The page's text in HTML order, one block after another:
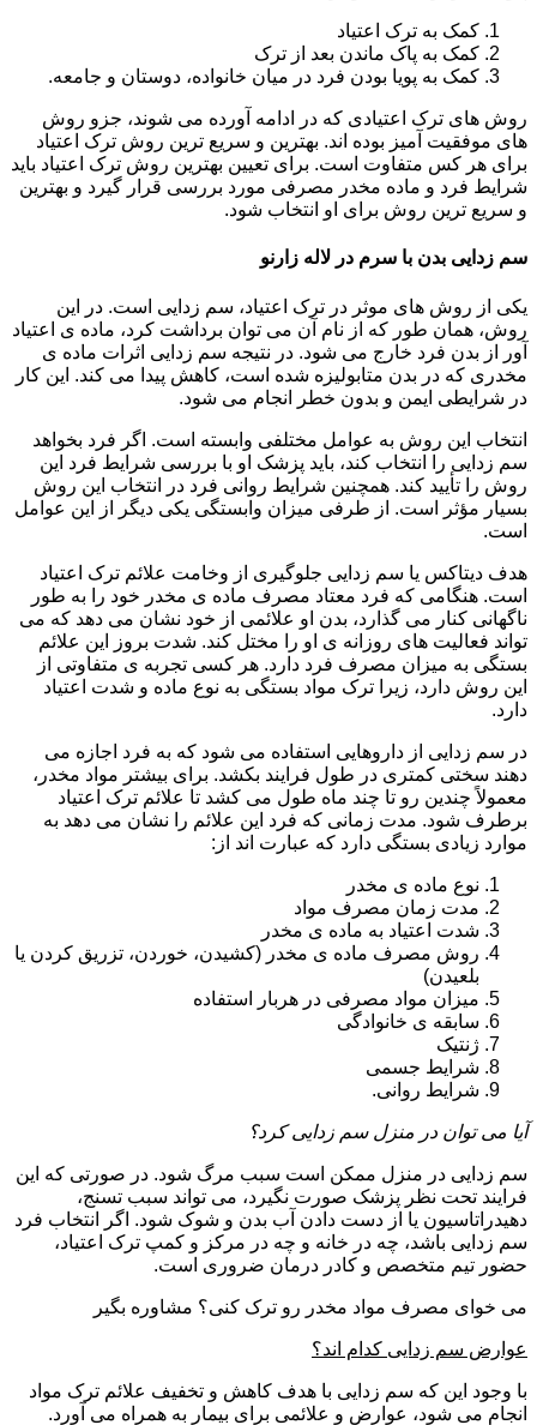
کمک به ترک اعتیاد
کمک به پاک ماندن بعد از ترک
کمک به پویا بودن فرد در میان خانواده، دوستان و جامعه.
روش های ترک اعتیادی که در ادامه آورده می شوند، جزو روش
های موفقیت آمیز بوده اند. بهترین و سریع ترین روش ترک اعتیاد
برای هر کس متفاوت است. برای تعیین بهترین روش ترک اعتیاد باید
شرایط فرد و ماده مخدر مصرفی مورد بررسی قرار گیرد و بهترین
و سریع ترین روش برای او انتخاب شود.
سم زدایی بدن با سرم در لاله زارنو
یکی از روش های موثر در ترک اعتیاد، سم زدایی است. در این
روش، همان طور که از نام آن می توان برداشت کرد، ماده ی اعتیاد
آور از بدن فرد خارج می شود. در نتیجه سم زدایی اثرات ماده ی
مخدری که در بدن متابولیزه شده است، کاهش پیدا می کند. این کار
در شرایطی ایمن و بدون خطر انجام می شود.
انتخاب این روش به عوامل مختلفی وابسته است. اگر فرد بخواهد
سم زدایی را انتخاب کند، باید پزشک او با بررسی شرایط فرد این
روش را تأیید کند. همچنین شرایط روانی فرد در انتخاب این روش
بسیار مؤثر است. از طرفی میزان وابستگی یکی دیگر از این عوامل
است.
هدف دیتاکس یا سم زدایی جلوگیری از وخامت علائم ترک اعتیاد
است. هنگامی که فرد معتاد مصرف ماده ی مخدر خود را به طور
ناگهانی کنار می گذارد، بدن او علائمی از خود نشان می دهد که می
تواند فعالیت های روزانه ی او را مختل کند. شدت بروز این علائم
بستگی به میزان مصرف فرد دارد. هر کسی تجربه ی متفاوتی از
این روش دارد، زیرا ترک مواد بستگی به نوع ماده و شدت اعتیاد
دارد.
در سم زدایی از داروهایی استفاده می شود که به فرد اجازه می
دهند سختی کمتری در طول فرایند بکشد. برای بیشتر مواد مخدر،
معمولاً چندین رو تا چند ماه طول می کشد تا علائم ترک اعتیاد
برطرف شود. مدت زمانی که فرد این علائم را نشان می دهد به
موارد زیادی بستگی دارد که عبارت اند از:
نوع ماده ی مخدر
مدت زمان مصرف مواد
شدت اعتیاد به ماده ی مخدر
روش مصرف ماده ی مخدر (کشیدن، خوردن، تزریق کردن یا
بلعیدن)
میزان مواد مصرفی در هربار استفاده
سابقه ی خانوادگی
ژنتیک
شرایط جسمی
شرایط روانی.
آیا می توان در منزل سم زدایی کرد؟
سم زدایی در منزل ممکن است سبب مرگ شود. در صورتی که این
فرایند تحت نظر پزشک صورت نگیرد، می تواند سبب تسنج،
دهیدراتاسیون یا از دست دادن آب بدن و شوک شود. اگر انتخاب فرد
سم زدایی باشد، چه در خانه و چه در مرکز و کمپ ترک اعتیاد،
حضور تیم متخصص و کادر درمان ضروری است.
می خوای مصرف مواد مخدر رو ترک کنی؟ مشاوره بگیر
عوارض سم زدایی کدام اند؟
با وجود این که سم زدایی با هدف کاهش و تخفیف علائم ترک مواد
انجام می شود، عوارض و علائمی برای بیمار به همراه می آورد.